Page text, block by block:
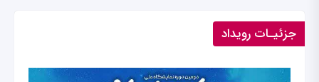
جزئیـات رویداد